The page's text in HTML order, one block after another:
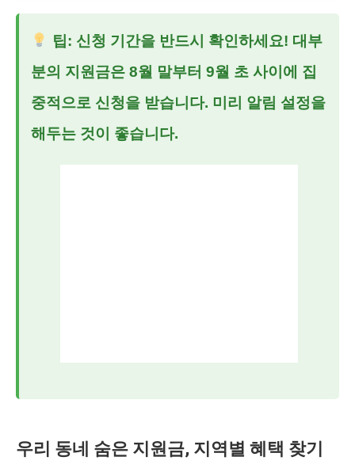
팁: 신청 기간을 반드시 확인하세요! 대부
분의 지원금은 8월 말부터 9월 초 사이에 집
중적으로 신청을 받습니다. 미리 알림 설정을
해두는 것이 좋습니다.
우리 동네 숨은 지원금, 지역별 혜택 찾기